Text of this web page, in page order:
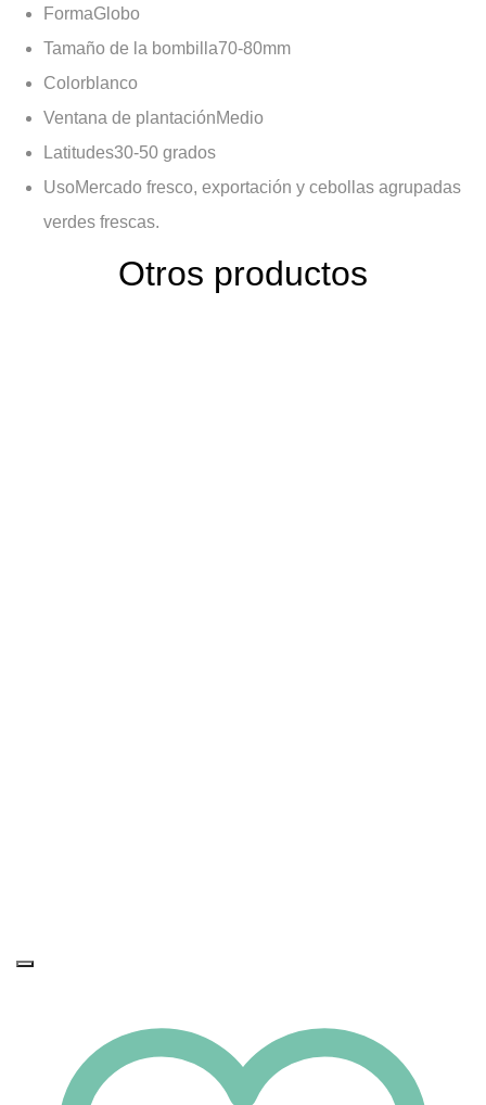
FormaGlobo
Tamaño de la bombilla70-80mm
Colorblanco
Ventana de plantaciónMedio
Latitudes30-50 grados
UsoMercado fresco, exportación y cebollas agrupadas
verdes frescas.
Otros productos